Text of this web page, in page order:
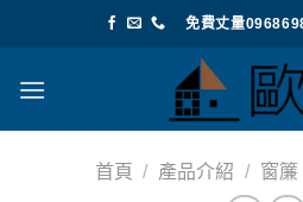
to
免費丈量
首頁 / 產品介紹 / 窗簾